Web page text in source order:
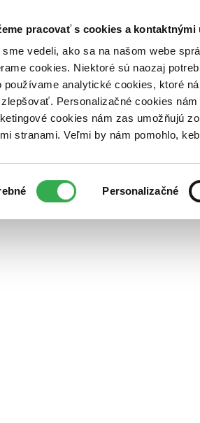
pracovať s cookies a kontaktnými
sme vedeli, ako sa na našom webe
cookies. Niektoré sú naozaj
používame analytické cookies, ktoré
Personalizačné cookies
cookies nám zas umožňujú
stranami. Veľmi by nám pomohlo,
Personalizačné
Kontakt